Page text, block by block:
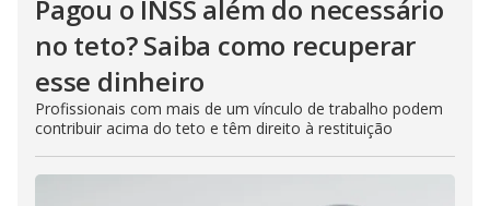
Pagou o INSS além do necessário
no teto? Saiba como recuperar
esse dinheiro
Profissionais com mais de um vínculo de trabalho podem
contribuir acima do teto e têm direito à restituição